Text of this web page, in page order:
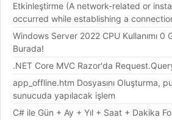
Etkinleştirme (A network-related or
occurred while establishing a
Windows Server 2022 CPU Kullanımı 0
Burada!
.NET Core MVC Razor'da
app_offline.htm Dosyasını Oluşturma,
sunucuda yapılacak işlem
C# ile Gün + Ay + Yıl + Saat + Dakika